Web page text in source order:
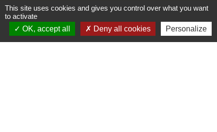
France Identité
Service Public
Procuration de vote
This site uses cookies and gives you control over what you want
to activate
OK, accept all
Deny all cookies Personalize